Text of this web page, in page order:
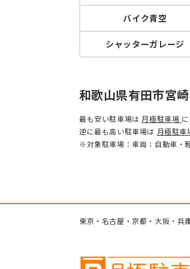
バイク青空
シャッターガレージ
和歌山県有田市宮
最も安い駐車場は 月極駐車場
逆に最も高い駐車場は 月極駐車
※対象駐車場：車両：自動車・
東京・名古屋・京都・大阪・兵